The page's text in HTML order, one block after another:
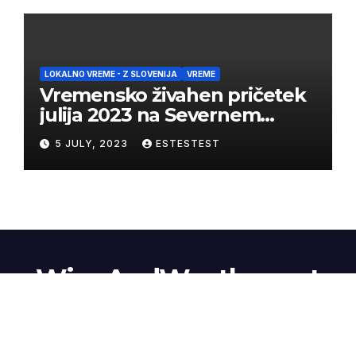
LOKALNO VREME - Z SLOVENIJA VREME
Vremensko živahen pričetek
julija 2023 na Severnem
Primorskem
5 JULY, 2023 ESTESTEST
WineAndWeather.net